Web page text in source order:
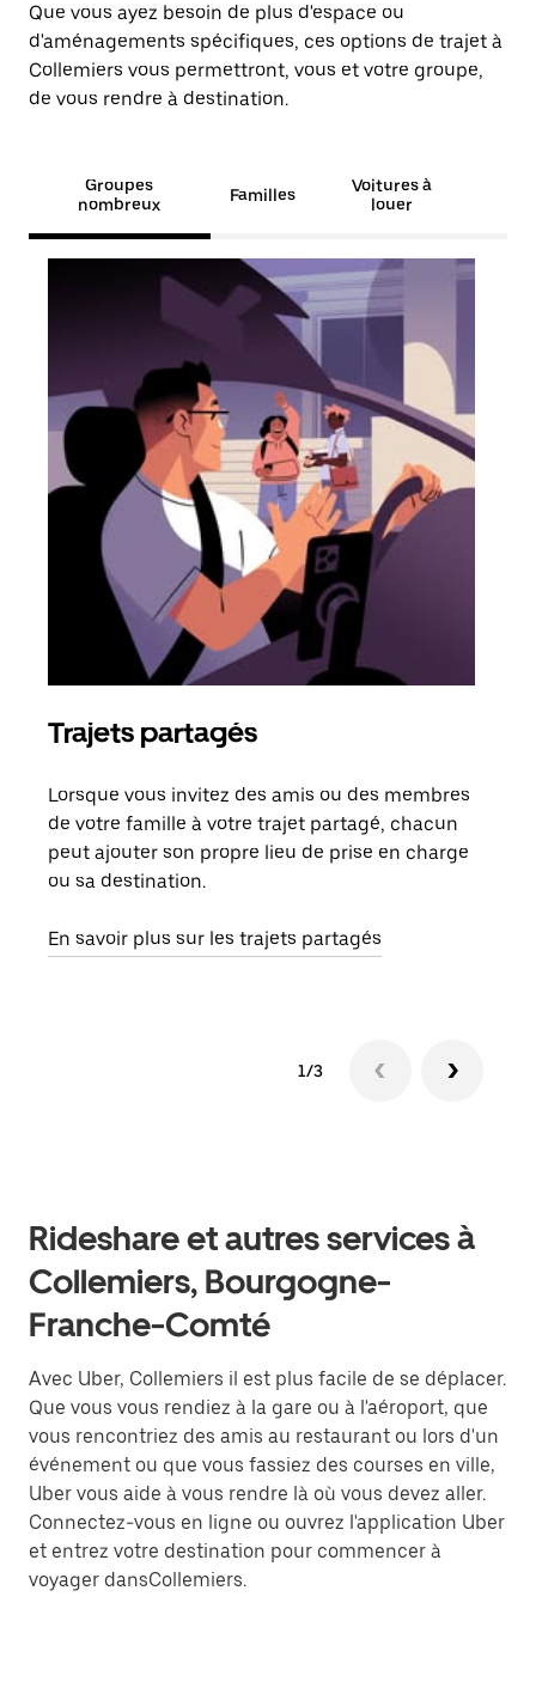
Que vous ayez besoin de plus d'espace ou
d'aménagements spécifiques, ces options de trajet à
Collemiers vous permettront, vous et votre groupe,
de vous rendre à destination.
Groupes
nombreux
Familles
Voitures à
louer
Trajets partagés
Lorsque vous invitez des amis ou des membres
de votre famille à votre trajet partagé, chacun
peut ajouter son propre lieu de prise en charge
ou sa destination.
En savoir plus sur les trajets partagés
1/3
Rideshare et autres services à
Collemiers, Bourgogne-
Franche-Comté
Avec Uber, Collemiers il est plus facile de se déplacer.
Que vous vous rendiez à la gare ou à l'aéroport, que
vous rencontriez des amis au restaurant ou lors d'un
événement ou que vous fassiez des courses en ville,
Uber vous aide à vous rendre là où vous devez aller.
Connectez-vous en ligne ou ouvrez l'application Uber
et entrez votre destination pour commencer à
voyager dansCollemiers.